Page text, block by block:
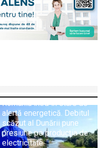
România intră în stare de
alertă energetică. Debitul
scăzut al Dunării pune
presiune pe producția de
electricitate